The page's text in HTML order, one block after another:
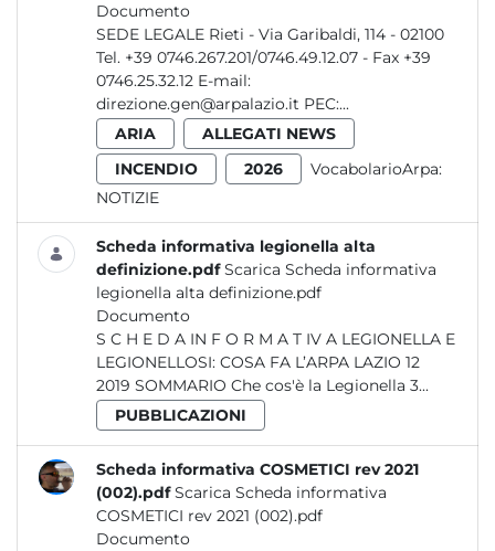
Documento
SEDE LEGALE Rieti - Via Garibaldi, 114 - 02100
Tel. +39 0746.267.201/0746.49.12.07 - Fax +39
0746.25.32.12 E-mail:
direzione.gen@arpalazio.it PEC:...
ARIA
ALLEGATI NEWS
INCENDIO
2026
VocabolarioArpa:
NOTIZIE
Scheda informativa legionella alta
definizione.pdf Scarica Scheda informativa
legionella alta definizione.pdf
Documento
S C H E D A IN F O R M A T IV A LEGIONELLA E
LEGIONELLOSI: COSA FA L’ARPA LAZIO 12
2019 SOMMARIO Che cos'è la Legionella 3...
PUBBLICAZIONI
Scheda informativa COSMETICI rev 2021
(002).pdf Scarica Scheda informativa
COSMETICI rev 2021 (002).pdf
Documento